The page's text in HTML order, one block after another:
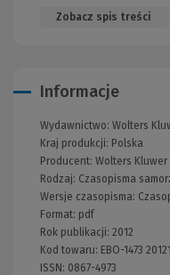
Zobacz spis treści
Informacje
Wydawnictwo: Wolters
Kraj produkcji: Polska
Producent: Wolters Kluwer
Rodzaj: Czasopisma
Wersje czasopisma:
Format: pdf
Rok publikacji: 2012
Kod towaru: EBO-1473
ISSN: 0867-4973